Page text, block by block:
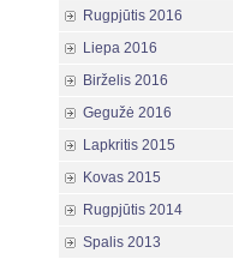
Rugpjūtis 2016
Liepa 2016
Birželis 2016
Gegužė 2016
Lapkritis 2015
Kovas 2015
Rugpjūtis 2014
Spalis 2013